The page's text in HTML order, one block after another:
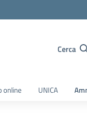
Cerca
online UNICA